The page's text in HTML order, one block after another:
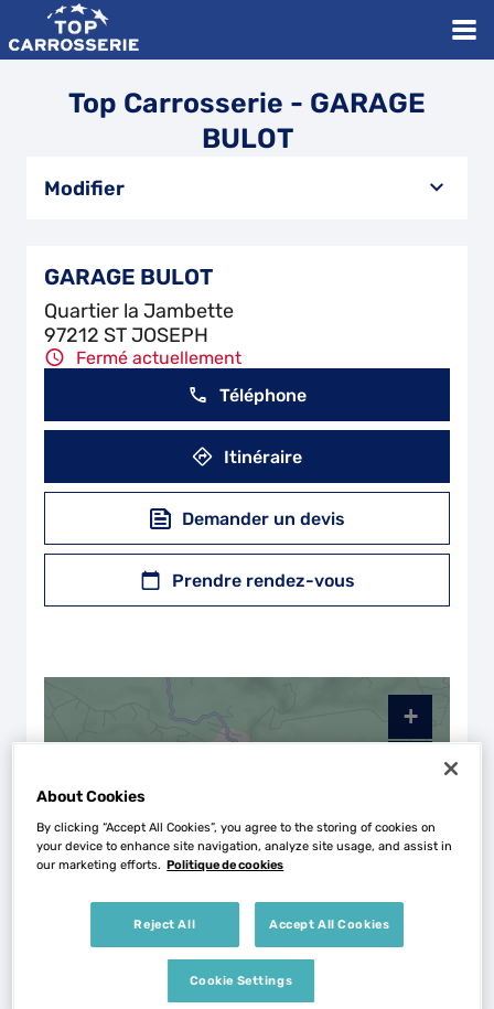
Top Carrosserie - GARAGE
BULOT
Modifier
GARAGE BULOT
Quartier la Jambette
97212 ST JOSEPH
Fermé actuellement
Téléphone
Itinéraire
Demander un devis
Prendre rendez-vous
+
Naviguer
About Cookies
By clicking “Accept All Cookies”, you agree to the storing of cookies on
your device to enhance site navigation, analyze site usage, and assist in
our marketing efforts. Politique de cookies
Reject All Accept All Cookies
Cookie Settings